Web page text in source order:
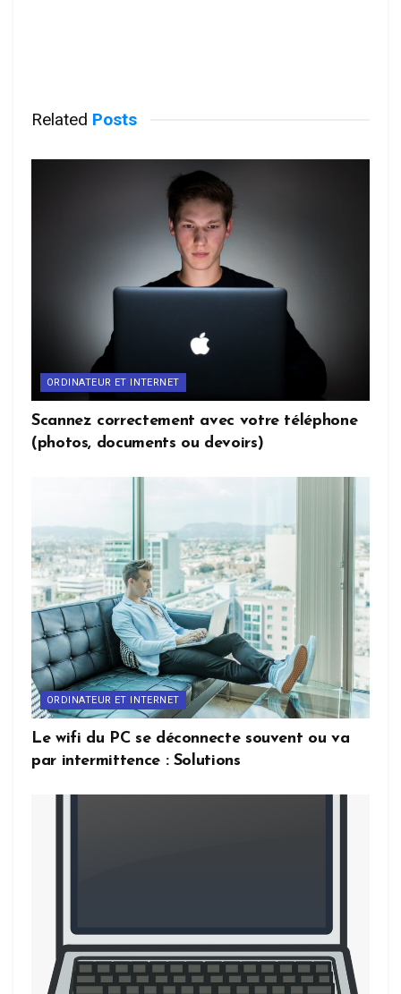
Related Posts
ORDINATEUR ET INTERNET
Scannez correctement avec votre téléphone
(photos, documents ou devoirs)
ORDINATEUR ET INTERNET
Le wifi du PC se déconnecte souvent ou va
par intermittence : Solutions